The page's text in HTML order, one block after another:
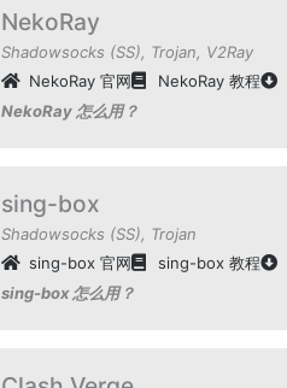
NekoRay
Shadowsocks (SS), Trojan, V2Ray
NekoRay 官网
NekoRay 教程
NekoRay 怎么用？
sing-box
Shadowsocks (SS), Trojan
sing-box 官网
sing-box 教程
sing-box 怎么用？